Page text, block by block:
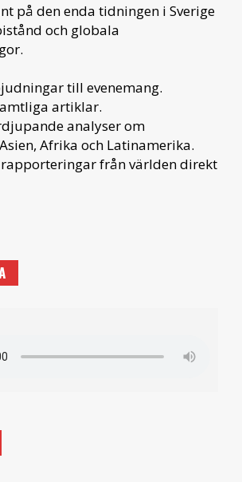
på den enda tidningen i Sverige
och globala
till evenemang.
artiklar.
analyser om
Afrika och Latinamerika.
rapporteringar från världen direkt